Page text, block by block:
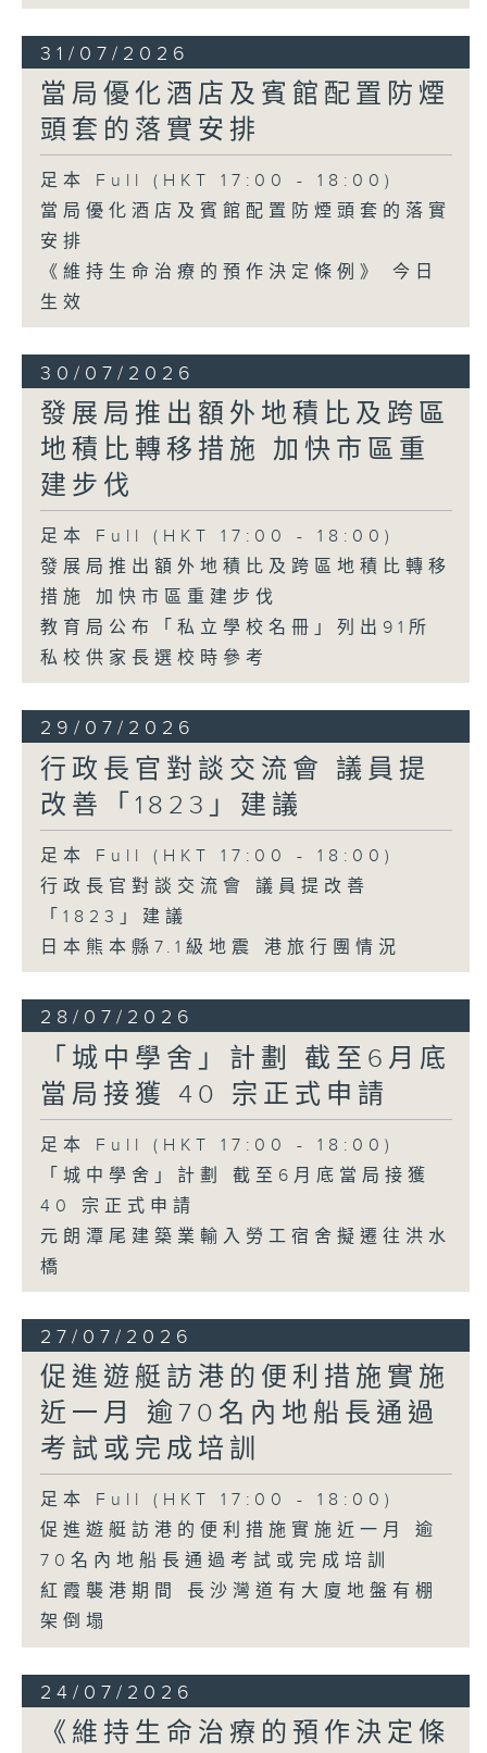
31/07/2026
當局優化酒店及賓館配置防煙
頭套的落實安排
足本 Full (HKT 17:00 - 18:00)
當局優化酒店及賓館配置防煙頭套的落實
安排
《維持生命治療的預作決定條例》 今日
生效
30/07/2026
發展局推出額外地積比及跨區
地積比轉移措施 加快市區重
建步伐
足本 Full (HKT 17:00 - 18:00)
發展局推出額外地積比及跨區地積比轉移
措施 加快市區重建步伐
教育局公布「私立學校名冊」列出91所
私校供家長選校時參考
29/07/2026
行政長官對談交流會 議員提
改善「1823」建議
足本 Full (HKT 17:00 - 18:00)
行政長官對談交流會 議員提改善
「1823」建議
日本熊本縣7.1級地震 港旅行團情況
28/07/2026
「城中學舍」計劃 截至6月底
當局接獲 40 宗正式申請
足本 Full (HKT 17:00 - 18:00)
「城中學舍」計劃 截至6月底當局接獲
40 宗正式申請
元朗潭尾建築業輸入勞工宿舍擬遷往洪水
橋
27/07/2026
促進遊艇訪港的便利措施實施
近一月 逾70名內地船長通過
考試或完成培訓
足本 Full (HKT 17:00 - 18:00)
促進遊艇訪港的便利措施實施近一月 逾
70名內地船長通過考試或完成培訓
紅霞襲港期間 長沙灣道有大廈地盤有棚
架倒塌
24/07/2026
《維持生命治療的預作決定條